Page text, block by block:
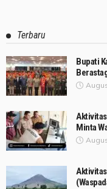
Terbaru
Bupati
Minta